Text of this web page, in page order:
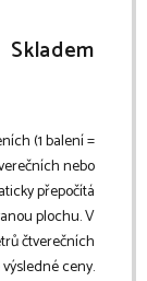
Skladem
(1 balení =
nebo
přepočítá
plochu. V
čtverečních
ceny.